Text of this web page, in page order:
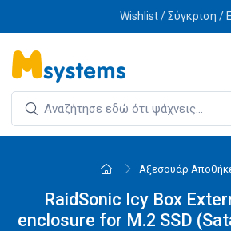
Wishlist / Σύγκριση /
Αξεσουάρ
RaidSonic Icy Box
enclosure for M.2 SSD